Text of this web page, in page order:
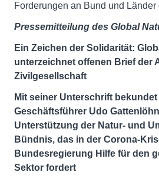
Forderungen an Bund und
Pressemitteilung des Global
Ein Zeichen der Solidarität:
unterzeichnet offenen Brief der
Zivilgesellschaft
Mit seiner Unterschrift bekundet
Geschäftsführer Udo
Unterstützung der Natur- und
Bündnis, das in der Corona-
Bundesregierung Hilfe für den
Sektor fordert